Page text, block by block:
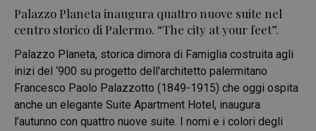
Palazzo Planeta inaugura quattro nuove suite nel
centro storico di Palermo. “The city at your feet”.
Palazzo Planeta, storica dimora di Famiglia costruita agli
inizi del ‘900 su progetto dell'architetto palermitano
Francesco Paolo Palazzotto (1849-1915) che oggi ospita
anche un elegante Suite Apartment Hotel, inaugura
l’autunno con quattro nuove suite. I nomi e i colori degli